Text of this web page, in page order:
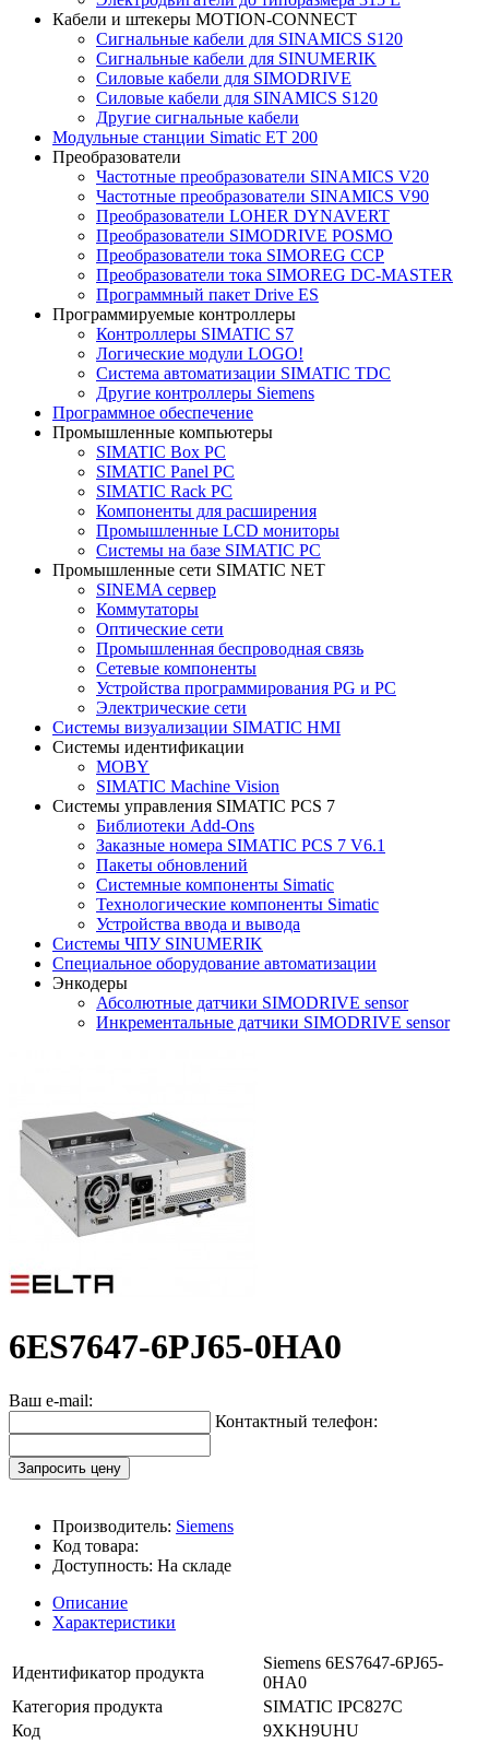
Кабели и штекеры MOTION-CONNECT
Сигнальные кабели для SINAMICS S120
Сигнальные кабели для SINUMERIK
Силовые кабели для SIMODRIVE
Силовые кабели для SINAMICS S120
Другие сигнальные кабели
Модульные станции Simatic ET 200
Преобразователи
Частотные преобразователи SINAMICS V20
Частотные преобразователи SINAMICS V90
Преобразователи LOHER DYNAVERT
Преобразователи SIMODRIVE POSMO
Преобразователи тока SIMOREG CCP
Преобразователи тока SIMOREG DC-MASTER
Программный пакет Drive ES
Программируемые контроллеры
Контроллеры SIMATIC S7
Логические модули LOGO!
Система автоматизации SIMATIC TDC
Другие контроллеры Siemens
Программное обеспечение
Промышленные компьютеры
SIMATIC Box PC
SIMATIC Panel PС
SIMATIC Rack PC
Компоненты для расширения
Промышленные LCD мониторы
Системы на базе SIMATIC PC
Промышленные сети SIMATIC NET
SINEMA сервер
Коммутаторы
Оптические сети
Промышленная беспроводная связь
Сетевые компоненты
Устройства программирования PG и PC
Электрические сети
Системы визуализации SIMATIC HMI
Системы идентификации
MOBY
SIMATIC Machine Vision
Системы управления SIMATIC PCS 7
Библиотеки Add-Ons
Заказные номера SIMATIC PCS 7 V6.1
Пакеты обновлений
Системные компоненты Simatic
Технологические компоненты Simatic
Устройства ввода и вывода
Системы ЧПУ SINUMERIK
Специальное оборудование автоматизации
Энкодеры
Абсолютные датчики SIMODRIVE sensor
Инкрементальные датчики SIMODRIVE sensor
6ES7647-6PJ65-0HA0
Ваш e-mail:
Контактный телефон:
Запросить цену
Производитель: Siemens
Код товара:
Доступность: На складе
Описание
Характеристики
Идентификатор продукта
Siemens 6ES7647-6PJ65-
0HA0
Категория продукта
SIMATIC IPC827C
Код
9XKH9UHU